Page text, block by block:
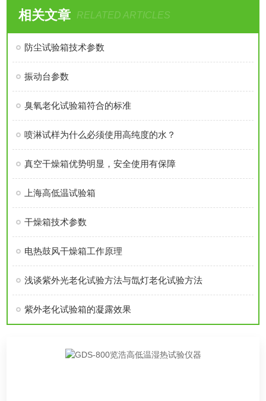
相关文章 RELATED ARTICLES
防尘试验箱技术参数
振动台参数
臭氧老化试验箱符合的标准
喷淋试样为什么必须使用高纯度的水？
真空干燥箱优势明显，安全使用有保障
上海高低温试验箱
干燥箱技术参数
电热鼓风干燥箱工作原理
浅谈紫外光老化试验方法与氙灯老化试验方法
紫外老化试验箱的凝露效果